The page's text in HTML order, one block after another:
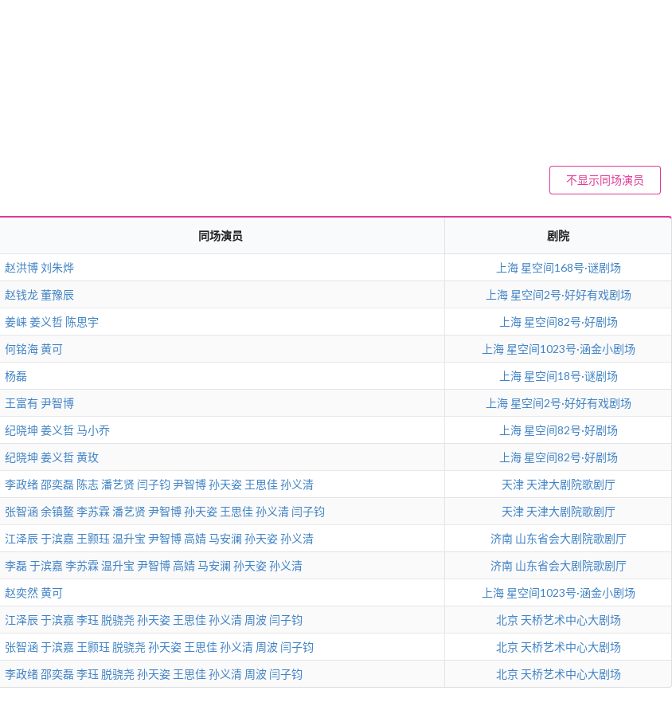
不显示同场演员
同场演员 剧院
赵洪博刘朱烨 上海 星空间168号·谜剧场
赵钱龙董豫辰 上海 星空间2号·好好有戏剧场
姜崃姜义哲 陈思宇 上海 星空间82号·好剧场
何铭海黄可 上海 星空间1023号·涵金小剧场
杨磊 上海 星空间18号·谜剧场
王富有尹智博 上海 星空间2号·好好有戏剧场
纪晓坤 姜义哲马小乔 上海 星空间82号·好剧场
纪晓坤 姜义哲黄玫 上海 星空间82号·好剧场
李政绪邵奕磊 陈志潘艺贤 闫子钧尹智博孙天姿 王思佳孙义清 天津 天津大剧院歌剧厅
张智涵 余镇鳌李苏霖潘艺贤 尹智博孙天姿 王思佳孙义清 闫子钧 天津 天津大剧院歌剧厅
江泽辰于滨嘉 王颢珏 温升宝 尹智博高婧马安澜 孙天姿孙义清 济南 山东省会大剧院歌剧厅
李磊于滨嘉 李苏霖温升宝 尹智博高婧马安澜 孙天姿孙义清 济南 山东省会大剧院歌剧厅
赵奕然黄可 上海 星空间1023号·涵金小剧场
江泽辰于滨嘉 李珏 脱骁尧 孙天姿 王思佳孙义清 周波 闫子钧 北京 天桥艺术中心大剧场
张智涵 于滨嘉 王颢珏 脱骁尧 孙天姿 王思佳孙义清 周波 闫子钧 北京 天桥艺术中心大剧场
李政绪邵奕磊李珏 脱骁尧 孙天姿 王思佳孙义清 周波 闫子钧 北京 天桥艺术中心大剧场